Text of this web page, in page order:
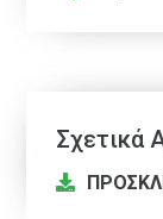
Σχετικά